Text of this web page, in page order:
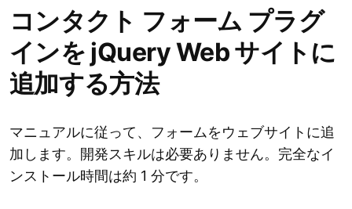
コンタクト フォーム プラグ
インを jQuery Web サイトに
追加する方法
マニュアルに従って、フォームをウェブサイトに追
加します。開発スキルは必要ありません。完全なイ
ンストール時間は約 1 分です。